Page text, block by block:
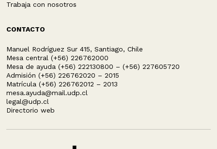
Trabaja con nosotros
CONTACTO
Manuel Rodríguez Sur 415, Santiago, Chile
Mesa central (+56) 226762000
Mesa de ayuda (+56) 222130800 – (+56) 227605720
Admisión (+56) 226762020 – 2015
Matrícula (+56) 226762012 – 2013
mesa.ayuda@mail.udp.cl
legal@udp.cl
Directorio web